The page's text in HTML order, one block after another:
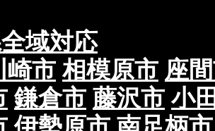
域対応
崎市 相模原市 座
鎌倉市 藤沢市 小